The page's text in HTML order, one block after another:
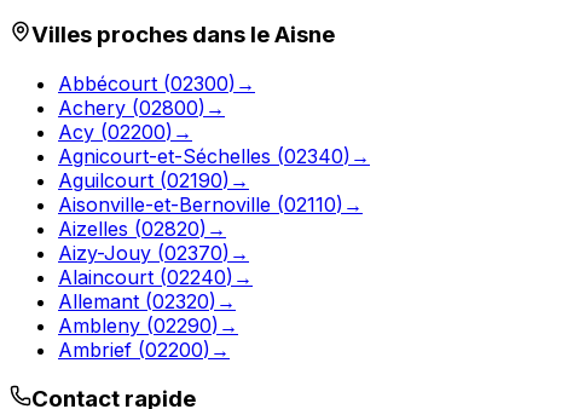
Villes proches dans leAisne
Abbécourt (02300) →
Achery (02800) →
Acy (02200) →
Agnicourt-et-Séchelles (02340) →
Aguilcourt (02190) →
Aisonville-et-Bernoville (02110) →
Aizelles (02820) →
Aizy-Jouy (02370) →
Alaincourt (02240) →
Allemant (02320) →
Ambleny (02290) →
Ambrief (02200) →
Contact rapide